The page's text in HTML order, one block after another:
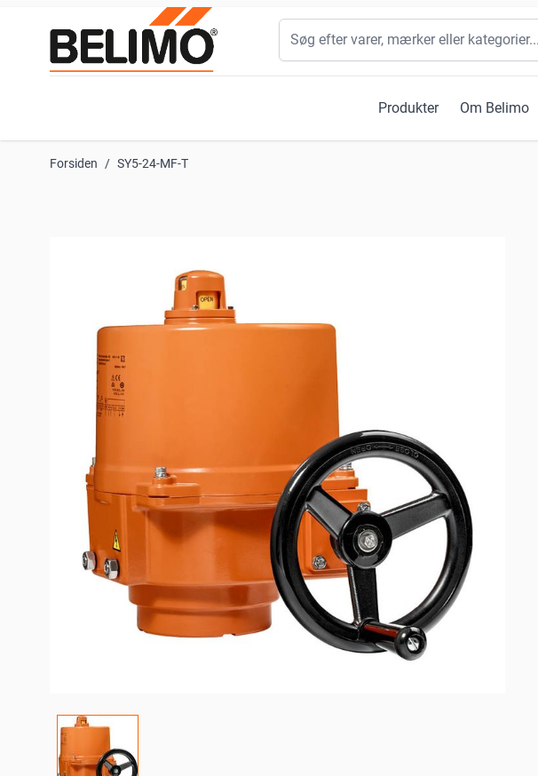
Produkter Om Belimo
Søg
Forsiden / SY5-24-MF-T